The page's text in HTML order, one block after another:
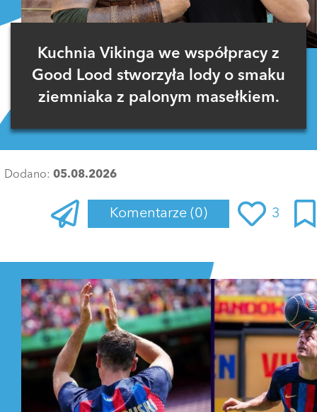
Kuchnia Vikinga we współpracy z
Good Lood stworzyła lody o smaku
ziemniaka z palonym masełkiem.
Dodano: 05.08.2026
Komentarze (0) 3